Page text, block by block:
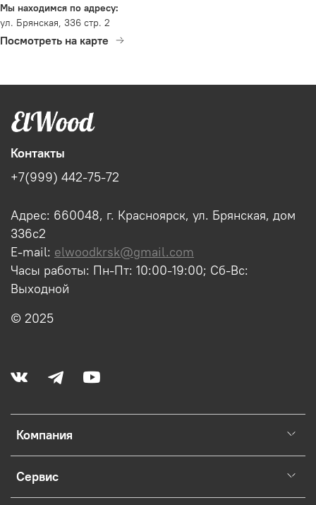
Мы находимся по адресу:
ул. Брянская, 336 стр. 2
Посмотреть на карте
Компания
Сервис
Контакты
+7(999) 442-75-72
Адрес: 660048, г. Красноярск, ул. Брянская, дом
336с2
E-mail: elwoodkrsk@gmail.com
Часы работы: Пн-Пт: 10:00-19:00; Сб-Вс:
Выходной
© 2025